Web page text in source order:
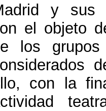
y sus
el objeto
los grupos
con la